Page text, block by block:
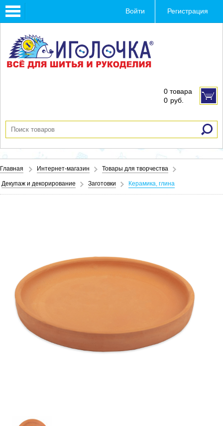
Toggle
navigation
Войти Регистрация
0 товара
0 руб.
Главная Интернет-магазин Товары для творчества
Декупаж и декорирование Заготовки Керамика, глина